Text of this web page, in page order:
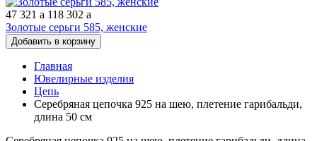
47 321 a 118 302 a
Золотые серьги 585, женские
Добавить в корзину
Главная
Ювелирные изделия
Цепь
Серебряная цепочка 925 на шею, плетение гарибальди,
длина 50 см